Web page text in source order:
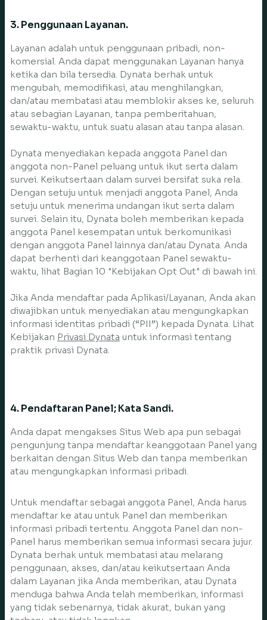
3. Penggunaan Layanan.
Layanan adalah untuk penggunaan pribadi, non-
komersial. Anda dapat menggunakan Layanan hanya
ketika dan bila tersedia. Dynata berhak untuk
mengubah, memodifikasi, atau menghilangkan,
dan/atau membatasi atau memblokir akses ke, seluruh
atau sebagian Layanan, tanpa pemberitahuan,
sewaktu-waktu, untuk suatu alasan atau tanpa alasan.
Dynata menyediakan kepada anggota Panel dan
anggota non-Panel peluang untuk ikut serta dalam
survei. Keikutsertaan dalam survei bersifat suka rela.
Dengan setuju untuk menjadi anggota Panel, Anda
setuju untuk menerima undangan ikut serta dalam
survei. Selain itu, Dynata boleh memberikan kepada
anggota Panel kesempatan untuk berkomunikasi
dengan anggota Panel lainnya dan/atau Dynata. Anda
dapat berhenti dari keanggotaan Panel sewaktu-
waktu, lihat Bagian 10 "Kebijakan Opt Out" di bawah ini.
Jika Anda mendaftar pada Aplikasi/Layanan, Anda akan
diwajibkan untuk menyediakan atau mengungkapkan
informasi identitas pribadi (“PII”) kepada Dynata. Lihat
Kebijakan Privasi Dynata untuk informasi tentang
praktik privasi Dynata.
4. Pendaftaran Panel; Kata Sandi.
Anda dapat mengakses Situs Web apa pun sebagai
pengunjung tanpa mendaftar keanggotaan Panel yang
berkaitan dengan Situs Web dan tanpa memberikan
atau mengungkapkan informasi pribadi.
Untuk mendaftar sebagai anggota Panel, Anda harus
mendaftar ke atau untuk Panel dan memberikan
informasi pribadi tertentu. Anggota Panel dan non-
Panel harus memberikan semua informasi secara jujur.
Dynata berhak untuk membatasi atau melarang
penggunaan, akses, dan/atau keikutsertaan Anda
dalam Layanan jika Anda memberikan, atau Dynata
menduga bahwa Anda telah memberikan, informasi
yang tidak sebenarnya, tidak akurat, bukan yang